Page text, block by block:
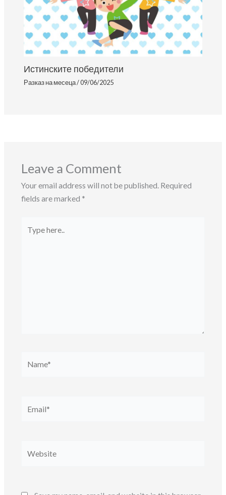
Истинските победители
Разказ на месеца/09/06/2025
Leave a Comment
Your email address will not be published. Required
fields are marked *
here..